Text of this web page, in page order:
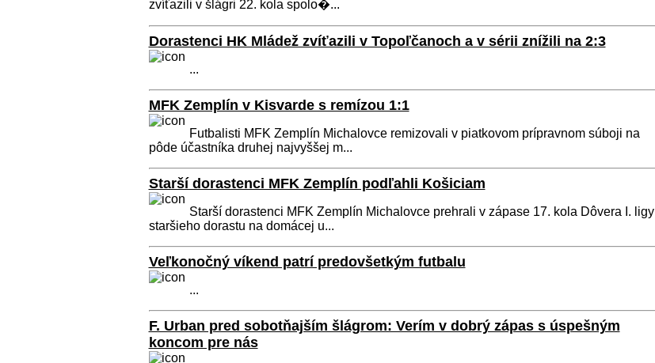
zvíťazili v šlágri 22. kola spolo�...
Dorastenci HK Mládež zvíťazili v Topoľčanoch a v sérii znížili na 2:3
...
MFK Zemplín v Kisvarde s remízou 1:1
Futbalisti MFK Zemplín Michalovce remizovali v piatkovom prípravnom súboji na
pôde účastníka druhej najvyššej m...
Starší dorastenci MFK Zemplín podľahli Košiciam
Starší dorastenci MFK Zemplín Michalovce prehrali v zápase 17. kola Dôvera I. ligy
staršieho dorastu na domácej u...
Veľkonočný víkend patrí predovšetkým futbalu
...
F. Urban pred sobotňajším šlágrom: Verím v dobrý zápas s úspešným
koncom pre nás